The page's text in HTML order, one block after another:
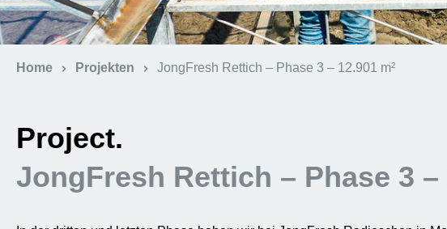
Home Projekten JongFresh Rettich – Phase 3 – 12.901 m²
Project.
JongFresh Rettich – Phase 3 –